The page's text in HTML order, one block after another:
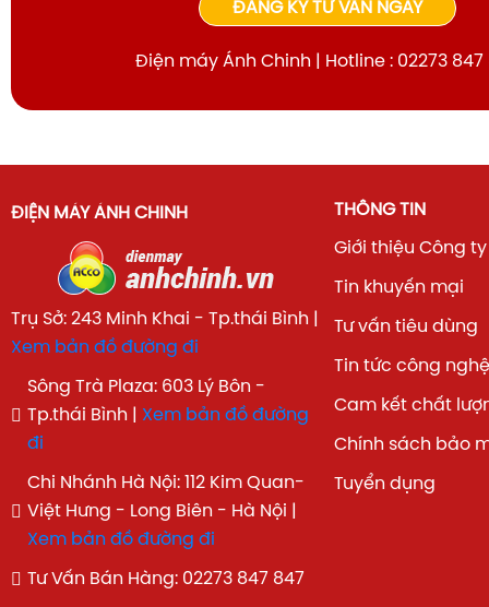
ĐĂNG KÝ TƯ VẤN NGAY
Điện máy Ánh Chinh | Hotline : 02273 847
ĐIỆN MÁY ÁNH CHINH
Trụ Sở: 243 Minh Khai - Tp.thái Bình |
Xem bản đồ đường đi
Sông Trà Plaza: 603 Lý Bôn -
Tp.thái Bình | Xem bản đồ đường
đi
Chi Nhánh Hà Nội: 112 Kim Quan-
Việt Hưng - Long Biên - Hà Nội |
Xem bản đồ đường đi
Tư Vấn Bán Hàng: 02273 847 847
THÔNG TIN
Giới thiệu Công ty
Tin khuyến mại
Tư vấn tiêu dùng
Tin tức công nghệ
Cam kết chất
Chính sách bảo
Tuyển dụng